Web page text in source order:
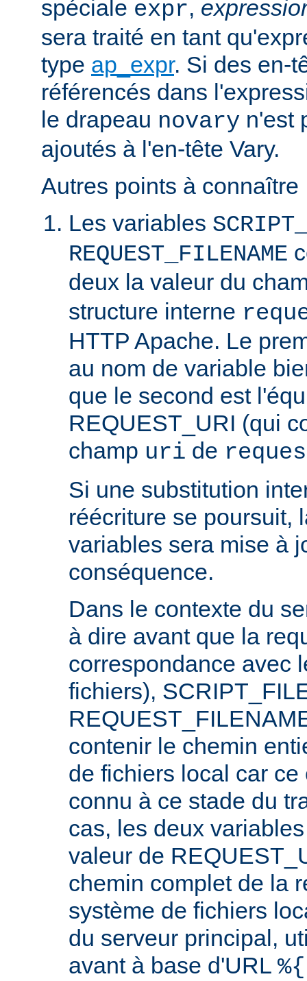
spéciale expr,
sera traité en tant
type ap_expr. Si des en-
référencés dans
le drapeau novary n'est
ajoutés à l'en-tête Vary.
Autres points à connaître
Les variables
REQUEST_FILENAME
deux la valeur du
structure interne
HTTP Apache. Le
au nom de variable
que le second est
REQUEST_URI (qui
champ uri de
Si une substitution
réécriture se poursuit,
variables sera mise à
conséquence.
Dans le contexte du
à dire avant que la
correspondance avec
fichiers),
contenir le chemin
de fichiers local car
connu à ce stade du
cas, les deux
valeur de
chemin complet de la
système de fichiers
du serveur principal,
avant à base d'URL